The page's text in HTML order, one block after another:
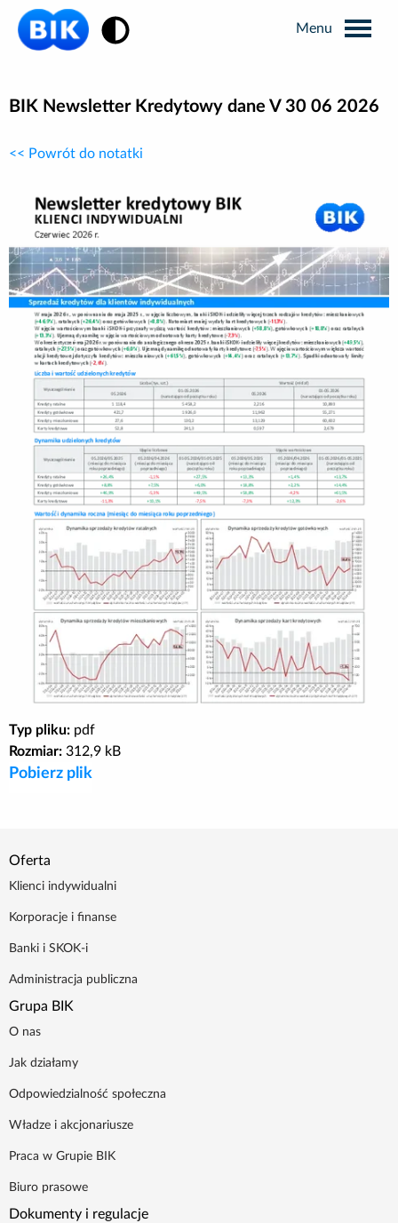
Informacje prasowe
Analizy rynkowe
Publikacje BIK
Business Intelligence
Kontakt dla mediów
Poradnik BIK
Kontakt
Logowanie
Załóż konto
BIK Newsletter Kredytowy dane V 30 06 2026
<< Powrót do notatki
Typ pliku: pdf
Rozmiar: 312,9 kB
Pobierz plik
Oferta
Klienci indywidualni
Korporacje i finanse
Banki i SKOK-i
Administracja publiczna
Grupa BIK
O nas
Jak działamy
Odpowiedzialność społeczna
Władze i akcjonariusze
Praca w Grupie BIK
Biuro prasowe
Dokumenty i regulacje